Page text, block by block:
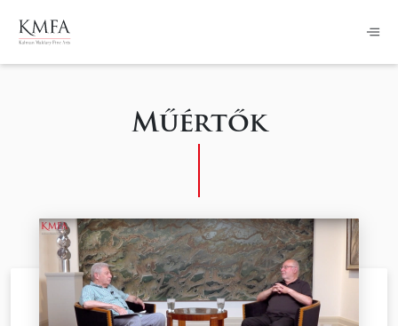
Műértők